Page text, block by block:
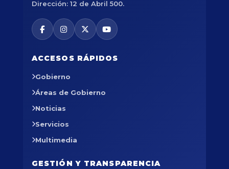
Dirección: 12 de Abril 500.
ACCESOS RÁPIDOS
Gobierno
Áreas de Gobierno
Noticias
Servicios
Multimedia
GESTIÓN Y TRANSPARENCIA